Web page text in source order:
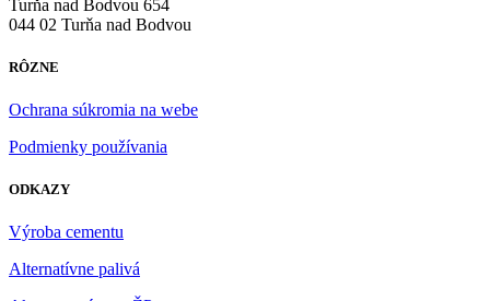
Turňa nad Bodvou 654
044 02 Turňa nad Bodvou
RÔZNE
Ochrana súkromia na webe
Podmienky používania
ODKAZY
Výroba cementu
Alternatívne palivá